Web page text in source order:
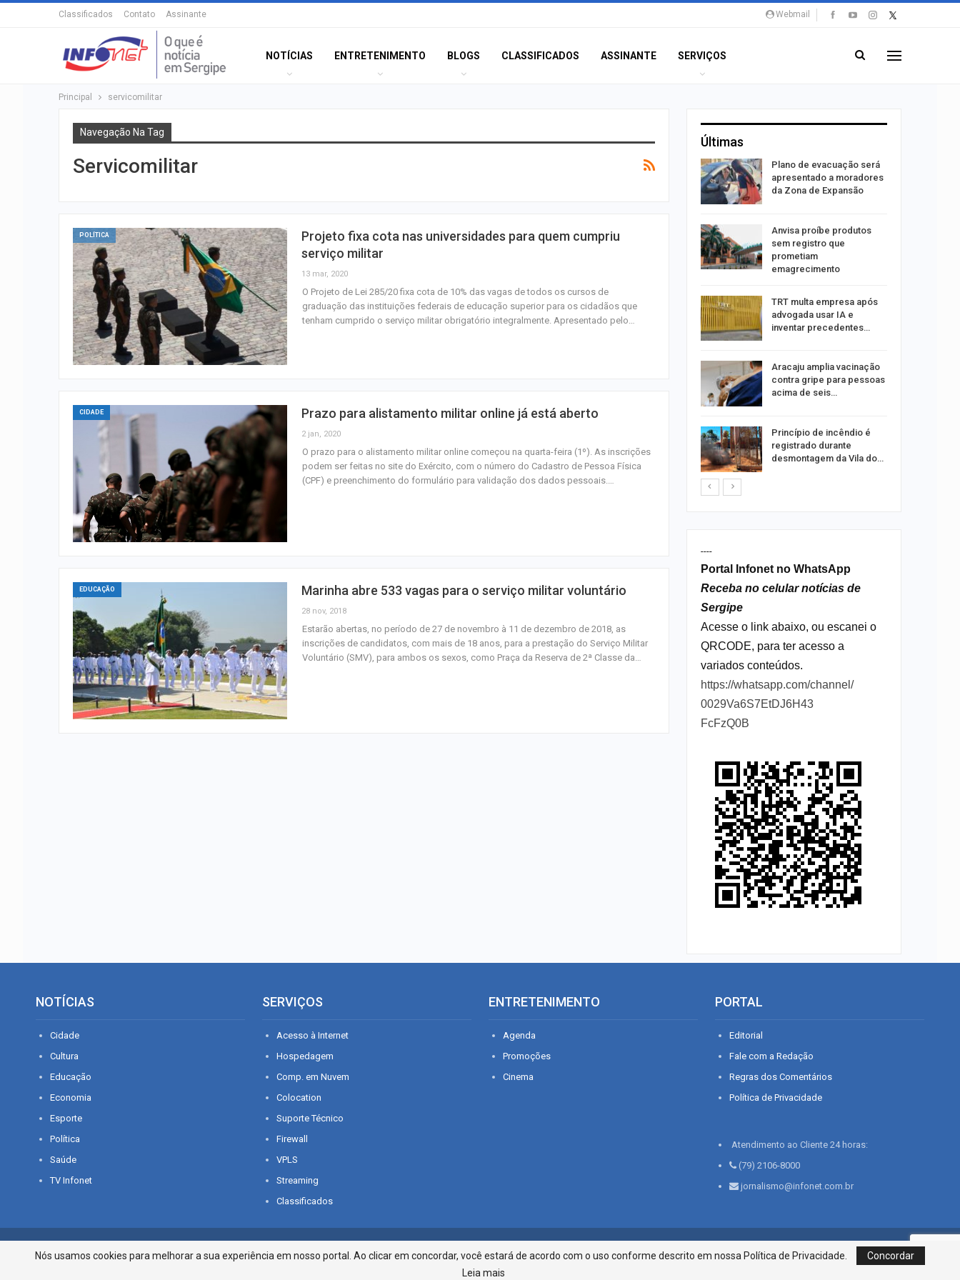
Webmail
Classificados Contato Assinante
NOTÍCIAS ENTRETENIMENTO BLOGS CLASSIFICADOS ASSINANTE SERVIÇOS
Principal servicomilitar
Navegação Na Tag
Servicomilitar
POLÍTICA
Projeto fixa cota nas universidades para quem cumpriu
serviço militar
13 mar, 2020
O Projeto de Lei 285/20 fixa cota de 10% das vagas de todos os cursos de
graduação das instituições federais de educação superior para os cidadãos que
tenham cumprido o serviço militar obrigatório integralmente. Apresentado pelo…
CIDADE Prazo para alistamento militar online já está aberto
2 jan, 2020
O prazo para o alistamento militar online começou na quarta-feira (1º). As inscrições
podem ser feitas no site do Exército, com o número do Cadastro de Pessoa Física
(CPF) e preenchimento do formulário para validação dos dados pessoais.…
EDUCAÇÃO Marinha abre 533 vagas para o serviço militar voluntário
28 nov, 2018
Estarão abertas, no período de 27 de novembro à 11 de dezembro de 2018, as
inscrições de candidatos, com mais de 18 anos, para a prestação do Serviço Militar
Voluntário (SMV), para ambos os sexos, como Praça da Reserva de 2ª Classe da…
Últimas
Polícia Civil investiga
Câmara de Itabaianinha
abre concurso com
Filarmônica de Itabaiana
realiza concerto em
homenagem ao Dia dos…
pretendem comprar…
Plano de evacuação será
apresentado a moradores
da Zona de Expansão
Anvisa proíbe produtos
sem registro que
prometiam
emagrecimento
TRT multa empresa após
advogada usar IA e
inventar precedentes…
Aracaju amplia vacinação
contra gripe para pessoas
acima de seis…
Princípio de incêndio é
registrado durante
desmontagem da Vila do…
----
Portal Infonet no WhatsApp
Receba no celular notícias de
Sergipe
Acesse o link abaixo, ou escanei o
QRCODE, para ter acesso a
variados conteúdos.
https://whatsapp.com/channel/
0029Va6S7EtDJ6H43
FcFzQ0B
NOTÍCIAS
Cidade
Cultura
Educação
Economia
Esporte
Política
Saúde
TV Infonet
SERVIÇOS
Acesso à Internet
Hospedagem
Comp. em Nuvem
Colocation
Suporte Técnico
Firewall
VPLS
Streaming
Classificados
ENTRETENIMENTO
Agenda
Promoções
Cinema
PORTAL
Editorial
Fale com a Redação
Regras dos Comentários
Política de Privacidade
Atendimento ao Cliente 24 horas:
(79) 2106-8000
jornalismo@infonet.com.br
© 2026 - O que é notícia em Sergipe. Todos os direitos reservados.
Infonet - Rua Monsenhor Silveira 276, Bairro São José | Aracaju-SE, CEP 49015-030, Fone: 79.2106.8000 - CI
Centro de Informações LTDA
Nós usamos cookies para melhorar a sua experiência em nosso portal. Ao clicar em concordar, você estará de acordo com o uso conforme descrito em nossa Política de Privacidade.
Concordar
Leia mais